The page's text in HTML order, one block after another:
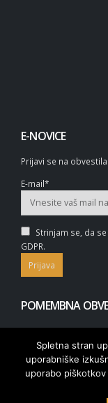
E-NOVICE
Prijavi se na
E-mail*
Strinjam se, da
GDPR.
POMEMBNA
© 2020. bk-mirna.si |
Spletna stran
uporabniške
uporabo